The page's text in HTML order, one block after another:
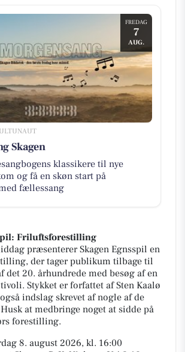
FREDAG
7
AUG.
Skagen
klassikere til nye
og få en skøn start på
fællessang
Friluftsforestilling
præsenterer Skagen Egnsspil en
der tager publikum tilbage til
det 20. århundrede med besøg af en
Stykket er forfattet af Sten Kaalø
indslag skrevet af nogle af de
at medbringe noget at sidde på
forestilling.
8. august 2026, kl. 16:00